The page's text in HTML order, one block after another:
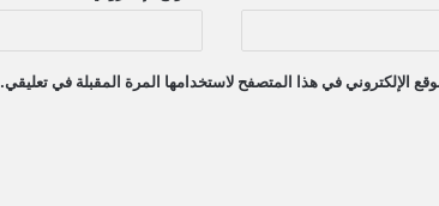
الإلكتروني في هذا المتصفح لاستخدامها المرة المقبلة في تعليقي.